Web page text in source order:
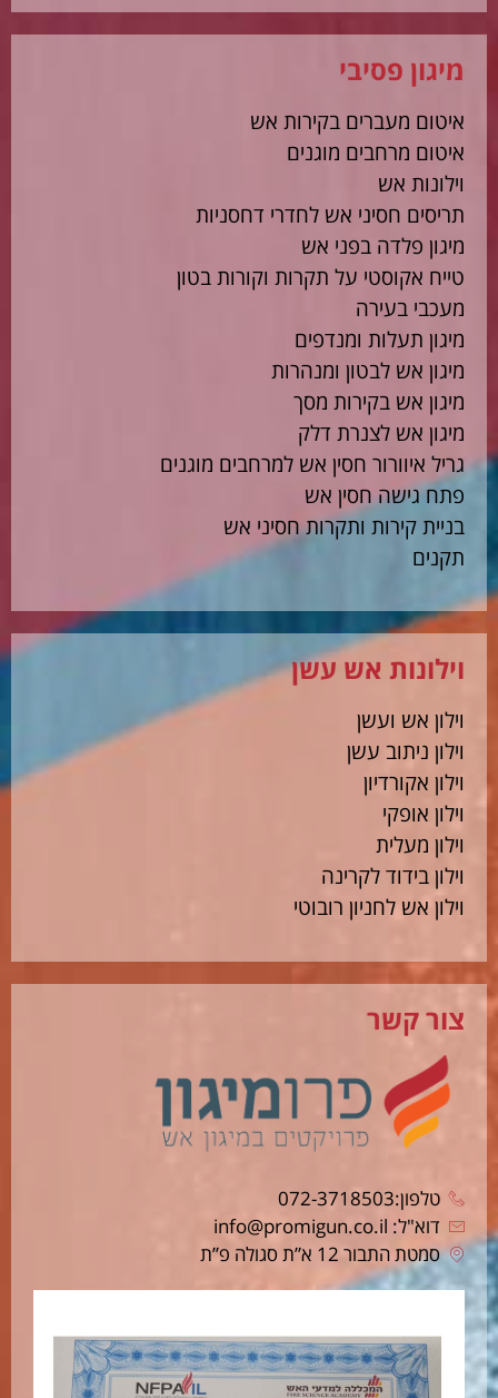
מיגון פסיבי
איטום מעברים בקירות אש
איטום מרחבים מוגנים
וילונות אש
תריסים חסיני אש לחדרי דחסניות
מיגון פלדה בפני אש
טייח אקוסטי על תקרות וקורות בטון
מעכבי בעירה
מיגון תעלות ומנדפים
מיגון אש לבטון ומנהרות
מיגון אש בקירות מסך
מיגון אש לצנרת דלק
גריל איוורור חסין אש למרחבים מוגנים
פתח גישה חסין אש
בניית קירות ותקרות חסיני אש
תקנים
וילונות אש עשן
וילון אש ועשן
וילון ניתוב עשן
וילון אקורדיון
וילון אופקי
וילון מעלית
וילון בידוד לקרינה
וילון אש לחניון רובוטי
צור קשר
טלפון:072-3718503
דוא"ל: info@promigun.co.il
סמטת התבור 12 א”ת סגולה פ”ת